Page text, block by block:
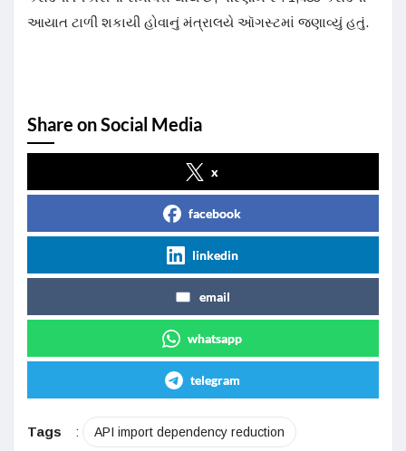
આયાત ટાળી શકાયી હોવાનું મંત્રાલયે ઑગસ્ટમાં જણાવ્યું હતું.
Share on Social Media
x
facebook
linkedin
email
whatsapp
telegram
Tags : API import dependency reduction